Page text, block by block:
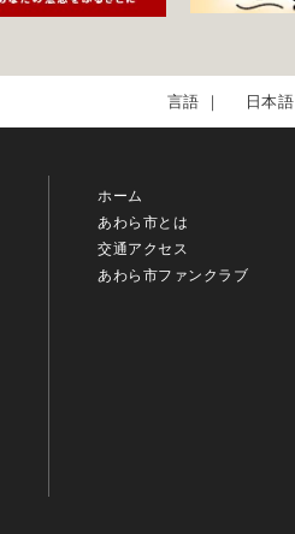
日本語
ホーム
あわら市とは
交通アクセス
あわら市ファンクラブ